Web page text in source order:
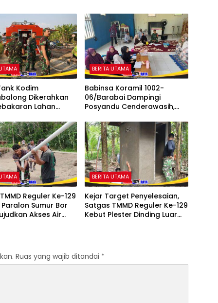
Kodim
Dikerahkan
Lahan
BERITA UTAMA
Babinsa Koramil 1002-
06/Barabai Dampingi
Posyandu Cenderawasih,
Stunting
Reguler Ke-129
Sumur Bor
Akses Air
BERITA UTAMA
Kejar Target Penyelesaian,
Satgas TMMD Reguler Ke-129
Kebut Plester Dinding Luar
Ruas yang wajib ditandai *